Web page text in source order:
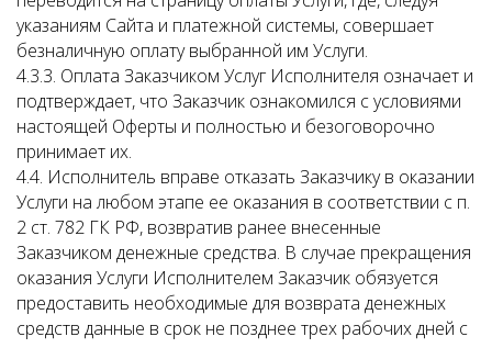
указаниям Сайта и платежной системы, совершает
безналичную оплату выбранной им Услуги.
4.3.3. Оплата Заказчиком Услуг Исполнителя означает и
подтверждает, что Заказчик ознакомился с условиями
настоящей Оферты и полностью и безоговорочно
принимает их.
4.4. Исполнитель вправе отказать Заказчику в оказании
Услуги на любом этапе ее оказания в соответствии с п.
2 ст. 782 ГК РФ, возвратив ранее внесенные
Заказчиком денежные средства. В случае прекращения
оказания Услуги Исполнителем Заказчик обязуется
предоставить необходимые для возврата денежных
средств данные в срок не позднее трех рабочих дней с